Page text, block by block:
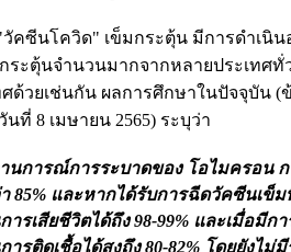
คซีนโควิด" เข็มกระตุ้น มีการดำเนิ
ระตุ้นจำนวนมากจากหลายประเทศ
ด้วยเช่นกัน ผลการศึกษาในปัจจุบัน
นที่ 8 เมษายน 2565) ระบุว่า
นการณ์การระบาดของ โอไมครอน
85% และหากได้รับการฉีดวัคซีนเข็ม
ารเสียชีวิตได้ถึง 98-99% และเมื่อมี
ารติดเชื้อได้สูงถึง 80-82% โดยยังไ